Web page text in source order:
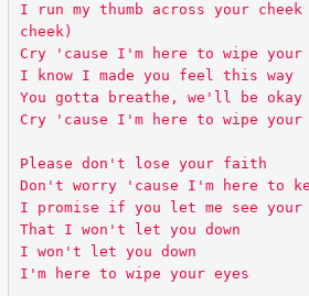
I run my thumb across your
cheek)
Cry 'cause I'm here to wipe your
I know I made you feel this way
You gotta breathe, we'll be okay
Cry 'cause I'm here to wipe your
Please don't lose your faith
Don't worry 'cause I'm here to
I promise if you let me see your
That I won't let you down
I won't let you down
I'm here to wipe your eyes